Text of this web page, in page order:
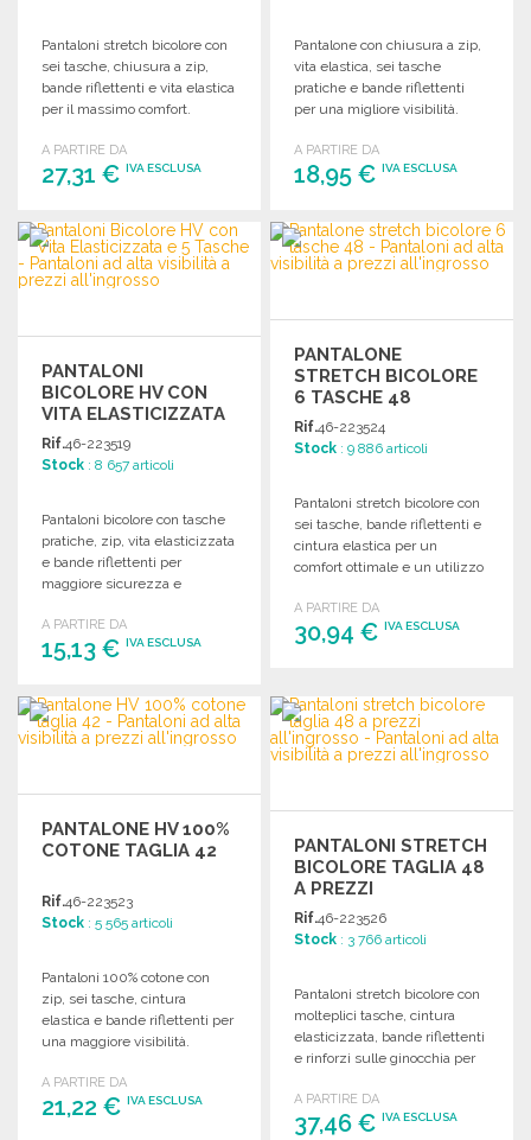
Pantaloni stretch bicolore con
sei tasche, chiusura a zip,
bande riflettenti e vita elastica
per il massimo comfort.
A PARTIRE DA
27,31 € IVA ESCLUSA
ORDINARE
Richiedi un preventivo
Pantalone con chiusura a zip,
vita elastica, sei tasche
pratiche e bande riflettenti
per una migliore visibilità.
A PARTIRE DA
18,95 €IVA ESCLUSA
ORDINARE
Richiedi un preventivo
PANTALONI
BICOLORE HV CON
VITA ELASTICIZZATA
E 5 TASCHE A PREZZI
ALL'INGROSSO
Rif.46-223519
Stock : 8 657 articoli
Pantaloni bicolore con tasche
pratiche, zip, vita elasticizzata
e bande riflettenti per
maggiore sicurezza e
A PARTIRE DA
15,13 € IVA ESCLUSA
ORDINARE
Richiedi un preventivo
PANTALONE
STRETCH BICOLORE
6 TASCHE 48
Rif.46-223524
Stock : 9 886 articoli
Pantaloni stretch bicolore con
sei tasche, bande riflettenti e
cintura elastica per un
comfort ottimale e un utilizzo
A PARTIRE DA
30,94 €IVA ESCLUSA
Richiedi un preventivo
PANTALONE HV 100%
COTONE TAGLIA 42
Rif.46-223523
Stock : 5 565 articoli
Pantaloni 100% cotone con
zip, sei tasche, cintura
elastica e bande riflettenti per
una maggiore visibilità.
A PARTIRE DA
21,22 € IVA ESCLUSA
PANTALONI STRETCH
BICOLORE TAGLIA 48
A PREZZI
ALL'INGROSSO
Rif.46-223526
Stock : 3 766 articoli
Pantaloni stretch bicolore con
molteplici tasche, cintura
elasticizzata, bande riflettenti
e rinforzi sulle ginocchia per
A PARTIRE DA
37,46 €IVA ESCLUSA